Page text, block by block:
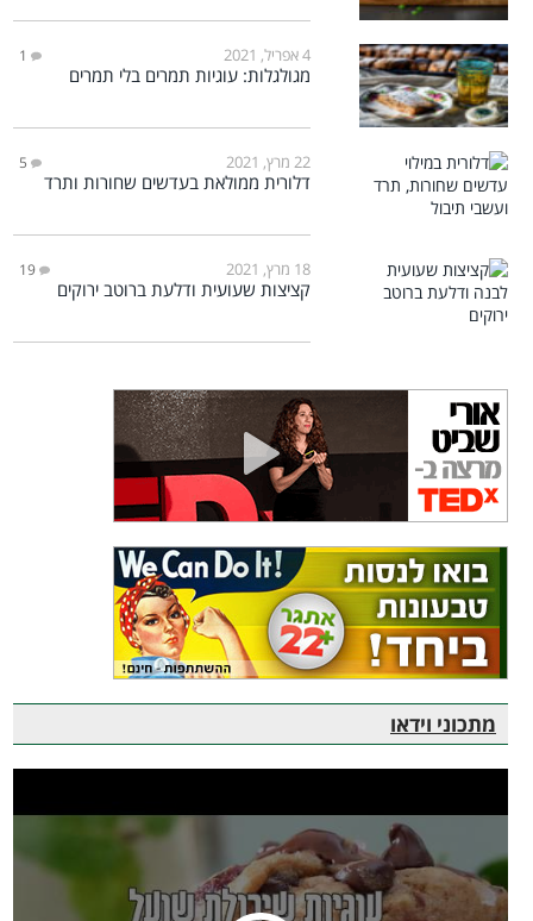
4 אפריל, 2021 1
מגולגלות: עוגיות תמרים בלי תמרים
22 מרץ, 2021 5
דלורית ממולאת בעדשים שחורות ותרד
18 מרץ, 2021 19
קציצות שעועית ודלעת ברוטב ירוקים
מתכוני וידאו